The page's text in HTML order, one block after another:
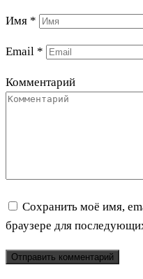
Имя *
Email *
Комментарий
Сохранить моё имя,
браузере для